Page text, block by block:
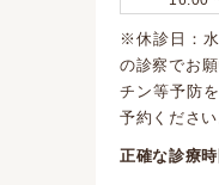
※休診日：
の診察でお
チン等予防
予約ください
正確な診療